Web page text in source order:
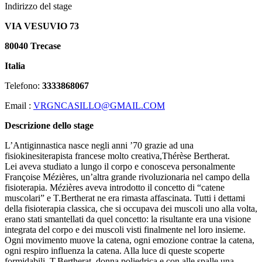
Indirizzo del stage
VIA VESUVIO 73
80040 Trecase
Italia
Telefono: 3333868067
Email : VRGNCASILLO@GMAIL.COM
Descrizione dello stage
L’Antiginnastica nasce negli anni ’70 grazie ad una
fisiokinesiterapista francese molto creativa,Thérèse Bertherat.
Lei aveva studiato a lungo il corpo e conosceva personalmente
Françoise Mézières, un’altra grande rivoluzionaria nel campo della
fisioterapia. Mézières aveva introdotto il concetto di “catene
muscolari” e T.Bertherat ne era rimasta affascinata. Tutti i dettami
della fisioterapia classica, che si occupava dei muscoli uno alla volta,
erano stati smantellati da quel concetto: la risultante era una visione
integrata del corpo e dei muscoli visti finalmente nel loro insieme.
Ogni movimento muove la catena, ogni emozione contrae la catena,
ogni respiro influenza la catena. Alla luce di queste scoperte